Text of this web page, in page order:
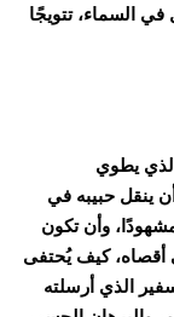
السماء، تتويجًا
يطوي
ينقل حبيبه في
وأن تكون
أقصاه، كيف يُحتفى
الذي أرسلته